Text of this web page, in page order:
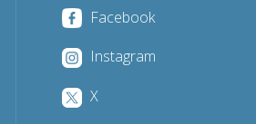
Facebook
Instagram
X